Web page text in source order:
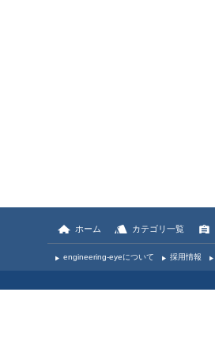
ホーム カテゴリ一覧
engineering-eyeについて 採用情報